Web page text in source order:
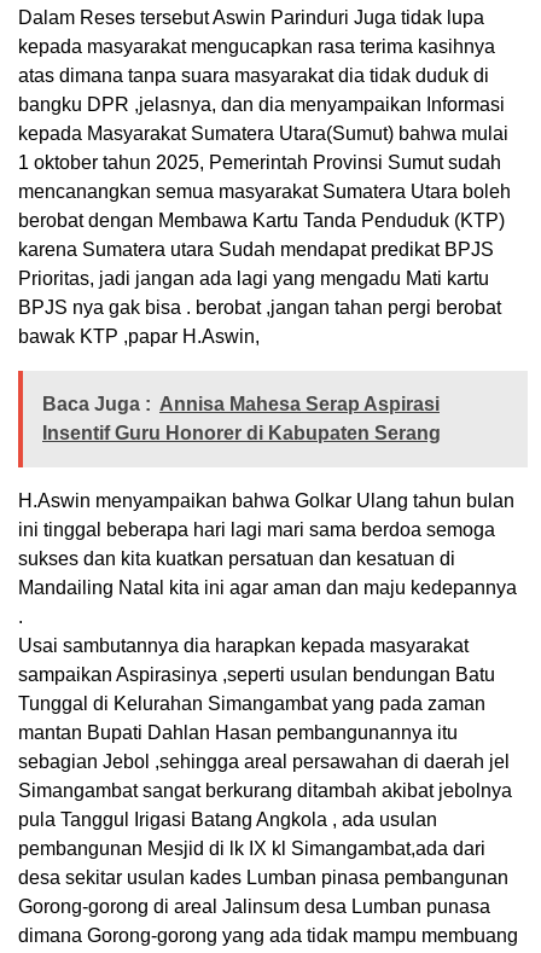
Dalam Reses tersebut Aswin Parinduri Juga tidak lupa
kepada masyarakat mengucapkan rasa terima kasihnya
atas dimana tanpa suara masyarakat dia tidak duduk di
bangku DPR ,jelasnya, dan dia menyampaikan Informasi
kepada Masyarakat Sumatera Utara(Sumut) bahwa mulai
1 oktober tahun 2025, Pemerintah Provinsi Sumut sudah
mencanangkan semua masyarakat Sumatera Utara boleh
berobat dengan Membawa Kartu Tanda Penduduk (KTP)
karena Sumatera utara Sudah mendapat predikat BPJS
Prioritas, jadi jangan ada lagi yang mengadu Mati kartu
BPJS nya gak bisa . berobat ,jangan tahan pergi berobat
bawak KTP ,papar H.Aswin,
Baca Juga : Annisa Mahesa Serap Aspirasi
Insentif Guru Honorer di Kabupaten Serang
H.Aswin menyampaikan bahwa Golkar Ulang tahun bulan
ini tinggal beberapa hari lagi mari sama berdoa semoga
sukses dan kita kuatkan persatuan dan kesatuan di
Mandailing Natal kita ini agar aman dan maju kedepannya
.
Usai sambutannya dia harapkan kepada masyarakat
sampaikan Aspirasinya ,seperti usulan bendungan Batu
Tunggal di Kelurahan Simangambat yang pada zaman
mantan Bupati Dahlan Hasan pembangunannya itu
sebagian Jebol ,sehingga areal persawahan di daerah jel
Simangambat sangat berkurang ditambah akibat jebolnya
pula Tanggul Irigasi Batang Angkola , ada usulan
pembangunan Mesjid di lk IX kl Simangambat,ada dari
desa sekitar usulan kades Lumban pinasa pembangunan
Gorong-gorong di areal Jalinsum desa Lumban punasa
dimana Gorong-gorong yang ada tidak mampu membuang